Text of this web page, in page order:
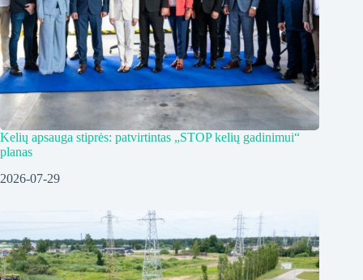
Kelių apsauga stiprės: patvirtintas „STOP kelių gadinimui“
planas
2026-07-29